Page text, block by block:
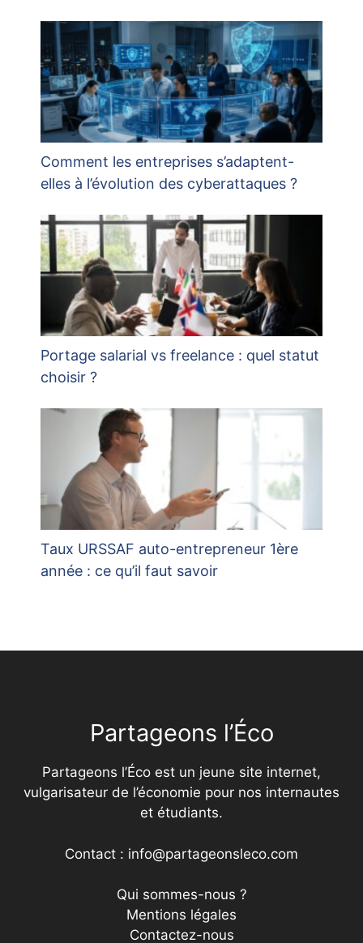
Comment les entreprises s’adaptent-
elles à l’évolution des cyberattaques ?
Portage salarial vs freelance : quel statut
choisir ?
Taux URSSAF auto-entrepreneur 1ère
année : ce qu’il faut savoir
Partageons l’Éco
Partageons l’Éco est un jeune site internet,
vulgarisateur de l’économie pour nos internautes
et étudiants.
Contact : info@partageonsleco.com
Qui sommes-nous ?
Mentions légales
Contactez-nous